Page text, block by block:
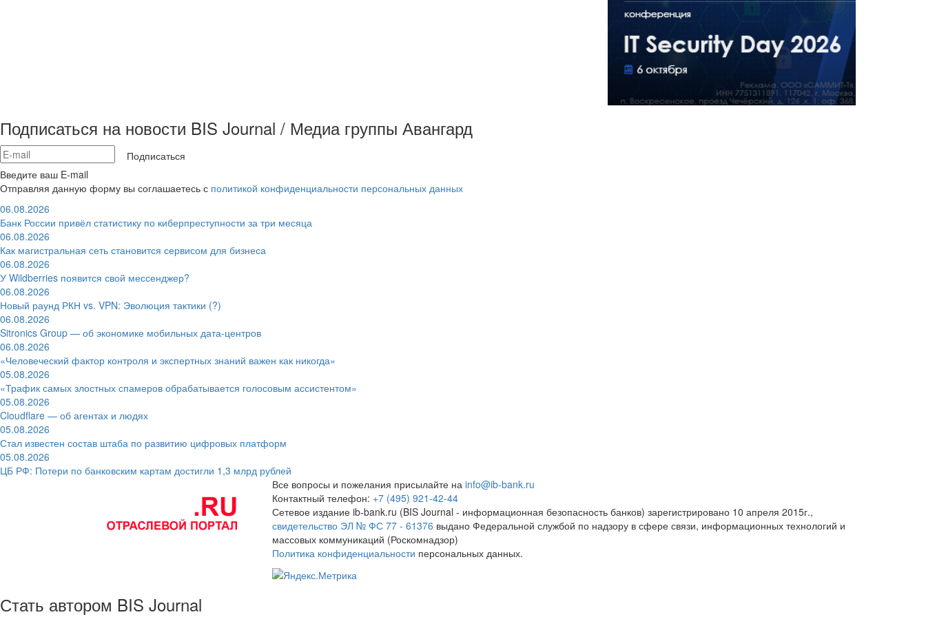
Подписаться на новости BIS Journal / Медиа группы Авангард
Подписаться
Введите ваш E-mail
Отправляя данную форму вы соглашаетесь с политикой конфиденциальности персональных данных
06.08.2026
Банк России привёл статистику по киберпреступности за три месяца
06.08.2026
Как магистральная сеть становится сервисом для бизнеса
06.08.2026
У Wildberries появится свой мессенджер?
06.08.2026
Новый раунд РКН vs. VPN: Эволюция тактики (?)
06.08.2026
Sitronics Group — об экономике мобильных дата-центров
06.08.2026
«Человеческий фактор контроля и экспертных знаний важен как никогда»
05.08.2026
«Трафик самых злостных спамеров обрабатывается голосовым ассистентом»
05.08.2026
Cloudflare — об агентах и людях
05.08.2026
Стал известен состав штаба по развитию цифровых платформ
05.08.2026
ЦБ РФ: Потери по банковским картам достигли 1,3 млрд рублей
Все вопросы и пожелания присылайте на info@ib-bank.ru
Контактный телефон: +7 (495) 921-42-44
Сетевое издание ib-bank.ru (BIS Journal - информационная безопасность банков) зарегистрировано 10 апреля 2015г.,
свидетельство ЭЛ № ФС 77 - 61376 выдано Федеральной службой по надзору в сфере связи, информационных технологий и
массовых коммуникаций (Роскомнадзор)
Политика конфиденциальности персональных данных.
Стать автором BIS Journal